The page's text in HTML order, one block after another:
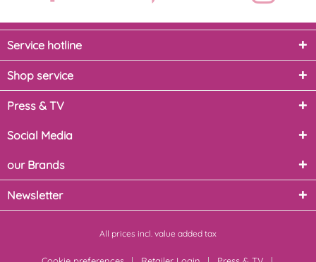
Service hotline
Shop service
Press & TV
Social Media
our Brands
Newsletter
All prices incl. value added tax